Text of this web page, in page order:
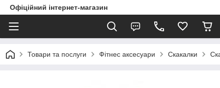
Офіційний інтернет-магазин
Товари та послуги Фітнес аксесуари Скакалки